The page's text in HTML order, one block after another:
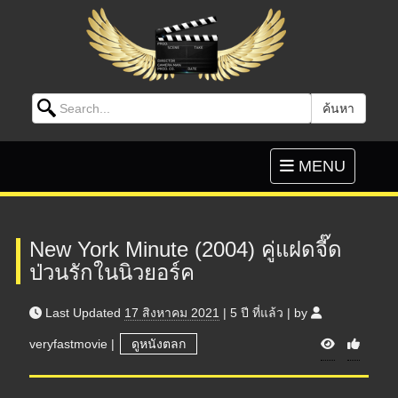
Search for: ค้นหา
Toggle
navigation
MENU
New York Minute (2004) คู่แฝดจี๊ด
ป่วนรักในนิวยอร์ค
Last Updated 17 สิงหาคม 2021 | 5 ปี ที่แล้ว | by
veryfastmovie | ดูหนังตลก V
i